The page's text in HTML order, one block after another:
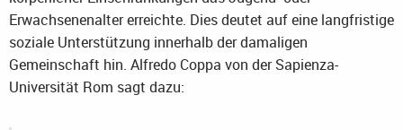
Erwachsenenalter erreichte. Dies deutet auf eine langfristige
soziale Unterstützung innerhalb der damaligen
Gemeinschaft hin. Alfredo Coppa von der Sapienza-
Universität Rom sagt dazu: